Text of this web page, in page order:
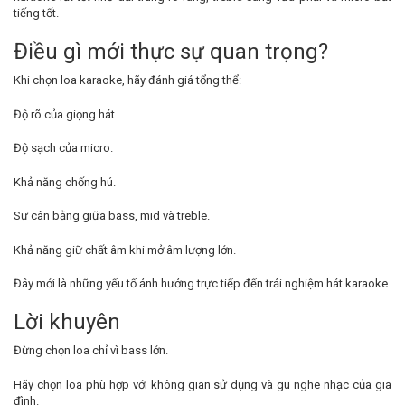
tiếng tốt.
Điều gì mới thực sự quan trọng?
Khi chọn loa karaoke, hãy đánh giá tổng thể:
Độ rõ của giọng hát.
Độ sạch của micro.
Khả năng chống hú.
Sự cân bằng giữa bass, mid và treble.
Khả năng giữ chất âm khi mở âm lượng lớn.
Đây mới là những yếu tố ảnh hưởng trực tiếp đến trải nghiệm hát karaoke.
Lời khuyên
Đừng chọn loa chỉ vì bass lớn.
Hãy chọn loa phù hợp với không gian sử dụng và gu nghe nhạc của gia
đình.